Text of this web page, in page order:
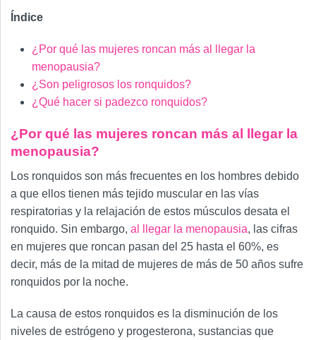
Índice
¿Por qué las mujeres roncan más al llegar la
menopausia?
¿Son peligrosos los ronquidos?
¿Qué hacer si padezco ronquidos?
¿Por qué las mujeres roncan más al llegar la
menopausia?
Los ronquidos son más frecuentes en los hombres debido
a que ellos tienen más tejido muscular en las vías
respiratorias y la relajación de estos músculos desata el
ronquido. Sin embargo, al llegar la menopausia, las cifras
en mujeres que roncan pasan del 25 hasta el 60%, es
decir, más de la mitad de mujeres de más de 50 años sufre
ronquidos por la noche.
La causa de estos ronquidos es la disminución de los
niveles de estrógeno y progesterona, sustancias que